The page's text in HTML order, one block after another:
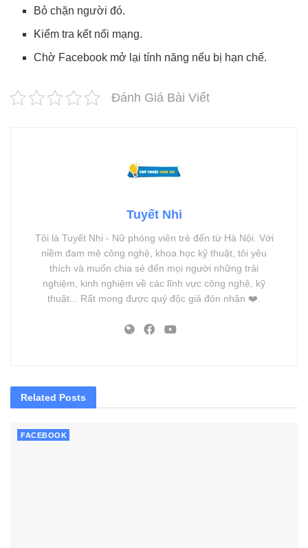
Bỏ chặn người đó.
Kiểm tra kết nối mạng.
Chờ Facebook mở lại tính năng nếu bị hạn chế.
Đánh Giá Bài Viết
Tuyết Nhi
Tôi là Tuyết Nhi - Nữ phóng viên trẻ đến từ Hà Nội. Với
niềm đam mê công nghệ, khoa học kỹ thuật, tôi yêu
thích và muốn chia sẻ đến mọi người những trải
nghiệm, kinh nghiệm về các lĩnh vực công nghệ, kỹ
thuật... Rất mong được quý độc giả đón nhận ❤️.
Related Posts
FACEBOOK